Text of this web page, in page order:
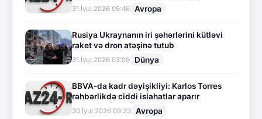
31.İyul.2026 05:46 Avropa
Rusiya Ukraynanın iri şəhərlərini kütləvi
raket və dron atəşinə tutub
31.İyul.2026 03:09 Dünya
BBVA-da kadr dəyişikliyi: Karlos Torres
rəhbərlikdə ciddi islahatlar aparır
30.İyul.2026 09:33 Avropa